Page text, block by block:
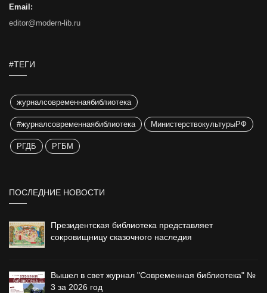
Email:
editor@modern-lib.ru
#ТЕГИ
журналсовременнаябиблиотека
#журналсовременнаябиблиотека МинистерствокультурыРФ
РГДБ РГБМ
ПОСЛЕДНИЕ НОВОСТИ
Президентская библиотека представляет
сокровищницу сказочного наследия
Вышел в свет журнал "Современная библиотека" №
3 за 2026 год